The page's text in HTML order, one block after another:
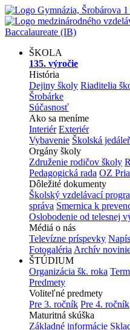
ŠKOLA
135. výročie
História
Dejiny školy Riaditelia
Šrobárke
Súčasnosť
Ako sa meníme
Interiér Exteriér
Vybavenie Školská
Orgány školy
Združenie rodičov školy
Pedagogická rada OZ
Dôležité dokumenty
Školský vzdelávací
správa Smernica k
Oslobodenie od telesnej
Médiá o nás
Televízne príspevky
Fotogaléria Archív
ŠTÚDIUM
Organizácia šk. roka
Predmety
Voliteľné predmety
Pre 3. ročník Pre 4. ročník
Maturitná skúška
Základné informácie